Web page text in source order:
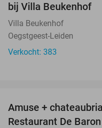
bij Villa Beukenhof
Villa Beukenhof
Oegstgeest-Leiden
Verkocht: 383
Amuse +
Restaurant De Baron